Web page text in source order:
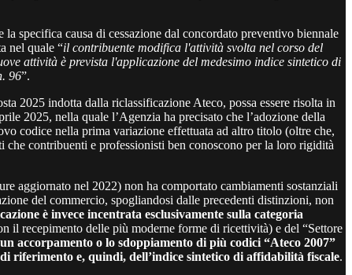
specifica causa di cessazione dal concordato preventivo biennale
nel quale “il contribuente modifica l'attività svolta nel corso del
attività è prevista l'applicazione del medesimo indice sintetico di
96”.
2025 indotta dalla riclassificazione Ateco, possa essere risolta in
2025, nella quale l’Agenzia ha precisato che l’adozione della
codice nella prima variazione effettuata ad altro titolo (oltre che,
che contribuenti e professionisti ben conoscono per la loro rigidità
aggiornato nel 2022) non ha comportato cambiamenti sostanziali
del commercio, spogliandosi dalle precedenti distinzioni, non
è invece incentrata esclusivamente sulla categoria
il recepimento delle più moderne forme di ricettività) e del “Settore
accorpamento o lo sdoppiamento di più codici “Ateco 2007”
riferimento e, quindi, dell’indice sintetico di affidabilità fiscale.